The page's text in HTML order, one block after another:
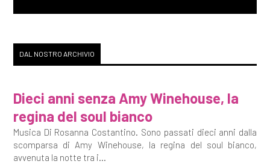
DAL NOSTRO ARCHIVIO
Dieci anni senza Amy Winehouse, la
regina del soul bianco
Musica Di Rosanna Costantino. Sono passati dieci anni dalla
scomparsa di Amy Winehouse, la regina del soul bianco,
avvenuta la notte tra i...